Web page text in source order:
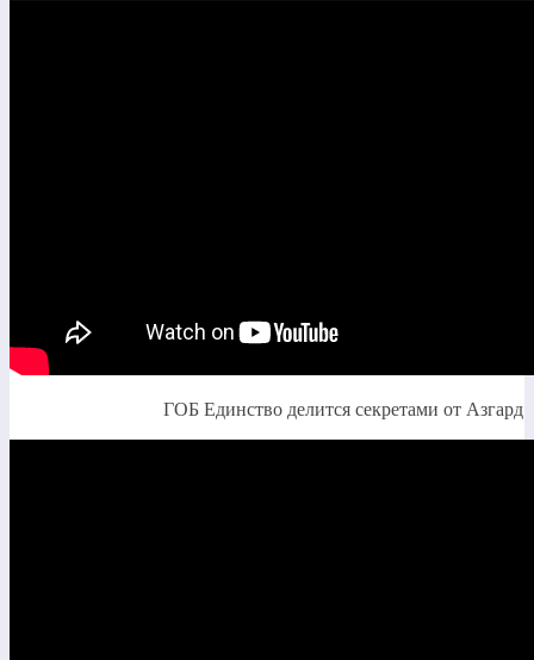
ГОБ Единство делится секретами от Азгард